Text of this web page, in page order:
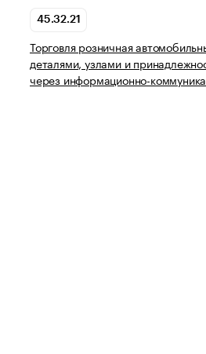
45.32.21
Торговля розничная
деталями, узлами и
через информационно-